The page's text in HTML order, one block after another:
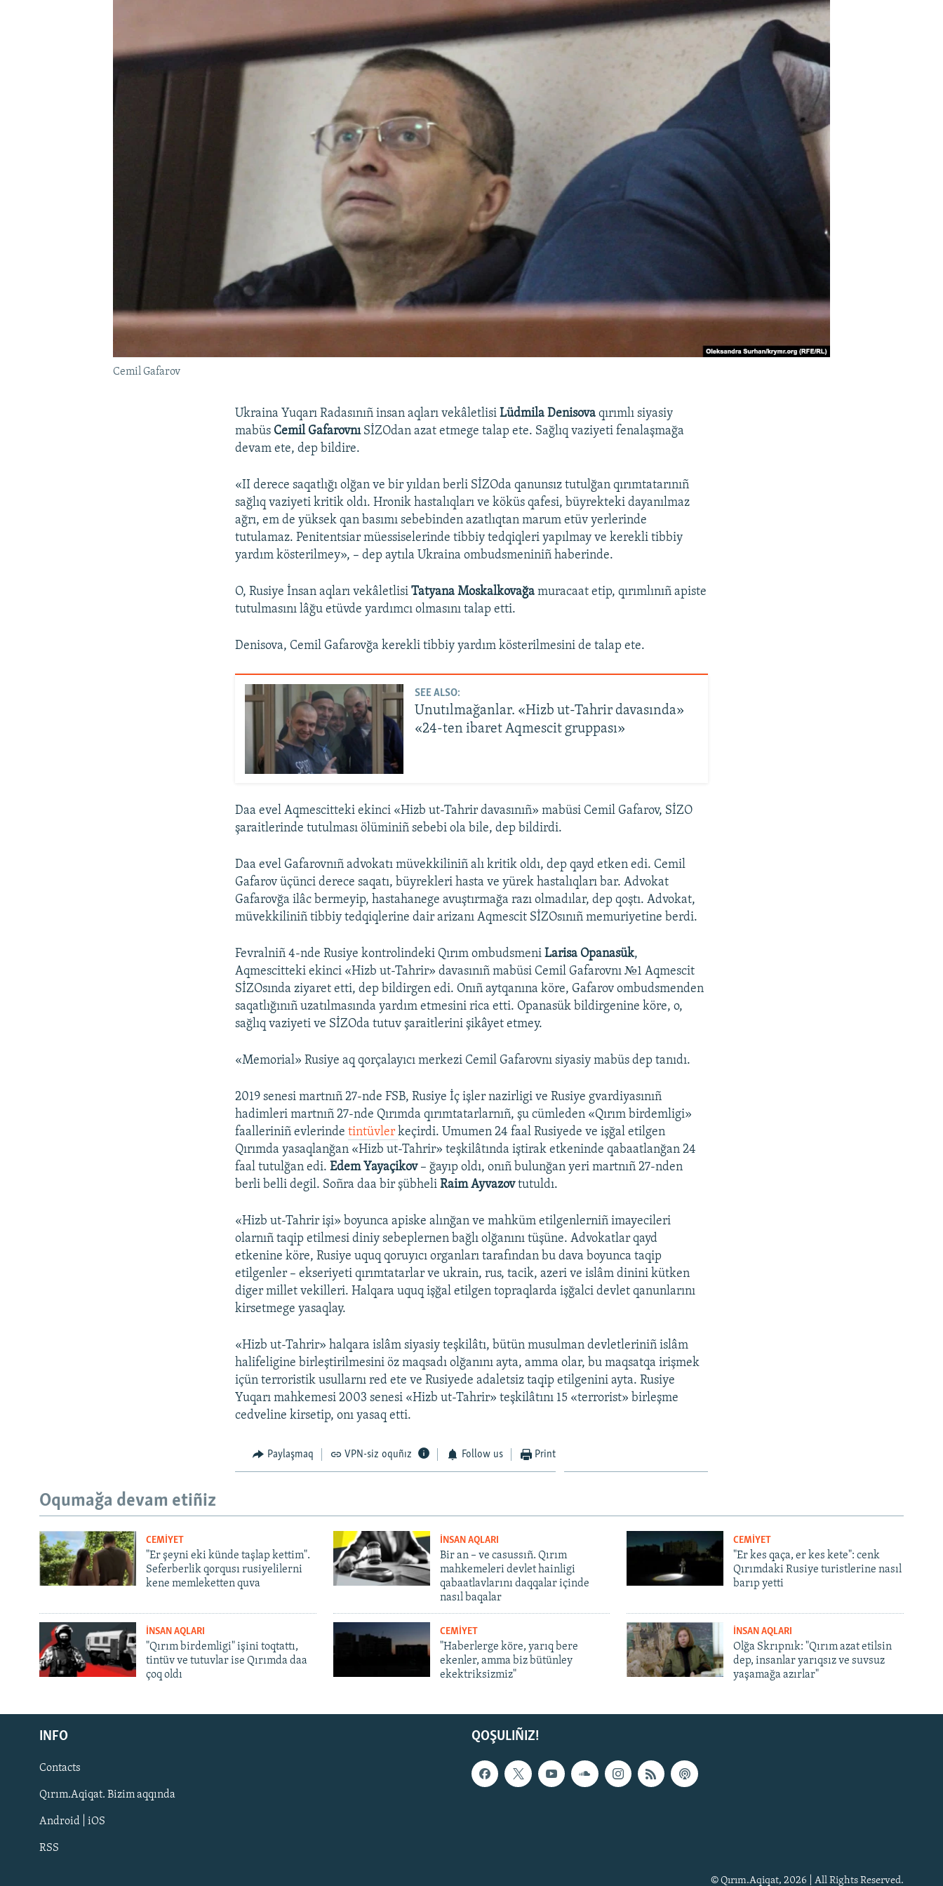
Русский
Українською
QOŞULIÑIZ!
Cemil Gafarov
Ukraina Yuqarı Radasınıñ insan aqları vekâletlisi Lüdmila Denisova qırımlı siyasiy
mabüs Cemil GafarovnıSİZOdan azat etmege talap ete. Sağlıq vaziyeti fenalaşmağa
devam ete, dep bildire.
«II derece saqatlığı olğan ve bir yıldan berli SİZOda qanunsız tutulğan qırımtatarınıñ
sağlıq vaziyeti kritik oldı. Hronik hastalıqları ve köküs qafesi, büyrekteki dayanılmaz
ağrı, em de yüksek qan basımı sebebinden azatlıqtan marum etüv yerlerinde
tutulamaz. Penitentsiar müessiselerinde tibbiy tedqiqleri yapılmay ve kerekli tibbiy
yardım kösterilmey», – dep aytıla Ukraina ombudsmeniniñ haberinde.
O, Rusiye İnsan aqları vekâletlisiTatyana Moskalkovağa muracaat etip, qırımlınıñ apiste
tutulmasını lâğu etüvde yardımcı olmasını talap etti.
Denisova, Cemil Gafarovğa kerekli tibbiy yardım kösterilmesini de talap ete.
SEE ALSO:
Unutılmağanlar. «Hizb ut-Tahrir davasında»
«24-ten ibaret Aqmescit gruppası»
Daa evel Aqmescitteki ekinci «Hizb ut-Tahrir davasınıñ» mabüsi Cemil Gafarov, SİZO
şaraitlerinde tutulması ölüminiñ sebebi ola bile, dep bildirdi.
Daa evel Gafarovnıñ advokatı müvekkiliniñ alı kritik oldı, dep qayd etken edi. Cemil
Gafarov üçünci derece saqatı, büyrekleri hasta ve yürek hastalıqları bar. Advokat
Gafarovğa ilâc bermeyip, hastahanege avuştırmağa razı olmadılar, dep qoştı. Advokat,
müvekkiliniñ tibbiy tedqiqlerine dair arizanı Aqmescit SİZOsınıñ memuriyetine berdi.
Fevralniñ 4-nde Rusiye kontrolindeki Qırım ombudsmeniLarisa Opanasük,
Aqmescitteki ekinci «Hizb ut-Tahrir» davasınıñ mabüsi Cemil Gafarovnı №1 Aqmescit
SİZOsında ziyaret etti, dep bildirgen edi. Onıñ aytqanına köre, Gafarov ombudsmenden
saqatlığınıñ uzatılmasında yardım etmesini rica etti. Opanasük bildirgenine köre, o,
sağlıq vaziyeti ve SİZOda tutuv şaraitlerini şikâyet etmey.
«Memorial» Rusiye aq qorçalayıcı merkezi Cemil Gafarovnı siyasiy mabüs dep tanıdı.
2019 senesi martnıñ 27-nde FSB, Rusiye İç işler nazirligi ve Rusiye gvardiyasınıñ
hadimleri martnıñ 27-nde Qırımda qırımtatarlarnıñ, şu cümleden «Qırım birdemligi»
faalleriniñ evlerindetintüvlerkeçirdi. Umumen 24 faal Rusiyede ve işğal etilgen
Qırımda yasaqlanğan «Hizb ut-Tahrir» teşkilâtında iştirak etkeninde qabaatlanğan 24
faal tutulğan edi. Edem Yayaçikov– ğayıp oldı, onıñ bulunğan yeri martnıñ 27-nden
berli belli degil. Soñra daa bir şübheli Raim Ayvazovtutuldı.
«Hizb ut-Tahrir işi» boyunca apiske alınğan ve mahküm etilgenlerniñ imayecileri
olarnıñ taqip etilmesi diniy sebeplernen bağlı olğanını tüşüne. Advokatlar qayd
etkenine köre, Rusiye uquq qoruyıcı organları tarafından bu dava boyunca taqip
etilgenler – ekseriyeti qırımtatarlar ve ukrain, rus, tacik, azeri ve islâm dinini kütken
diger millet vekilleri. Halqara uquq işğal etilgen topraqlarda işğalci devlet qanunlarını
kirsetmege yasaqlay.
«Hizb ut-Tahrir» halqara islâm siyasiy teşkilâtı, bütün musulman devletleriniñ islâm
halifeligine birleştirilmesini öz maqsadı olğanını ayta, amma olar, bu maqsatqa irişmek
içün terroristik usullarnı red ete ve Rusiyede adaletsiz taqip etilgenini ayta. Rusiye
Yuqarı mahkemesi 2003 senesi «Hizb ut-Tahrir» teşkilâtını 15 «terrorist» birleşme
cedveline kirsetip, onı yasaq etti.
Paylaşmaq VPN-siz oquñız Follow us Print
Oqumağa devam etiñiz
CEMİYET
"Er şeyni eki künde taşlap kettim".
Seferberlik qorqusı rusiyelilerni
kene memleketten quva
İNSAN AQLARI
Bir an – ve casussıñ. Qırım
mahkemeleri devlet hainligi
qabaatlavlarını daqqalar içinde
nasıl baqalar
CEMİYET
"Er kes qaça, er kes kete": cenk
Qırımdaki Rusiye turistlerine nasıl
barıp yetti
İNSAN AQLARI
"Qırım birdemligi" işini toqtattı,
tintüv ve tutuvlar ise Qırımda daa
çoq oldı
CEMİYET
"Haberlerge köre, yarıq bere
ekenler, amma biz bütünley
ekektriksizmiz"
İNSAN AQLARI
Olğa Skrıpnık: "Qırım azat etilsin
dep, insanlar yarıqsız ve suvsuz
yaşamağa azırlar"
QOŞULIÑIZ!
INFO
Contacts
Qırım.Aqiqat. Bizim aqqında
Android | iOS
RSS
© Qırım.Aqiqat, 2026 | All Rights Reserved.